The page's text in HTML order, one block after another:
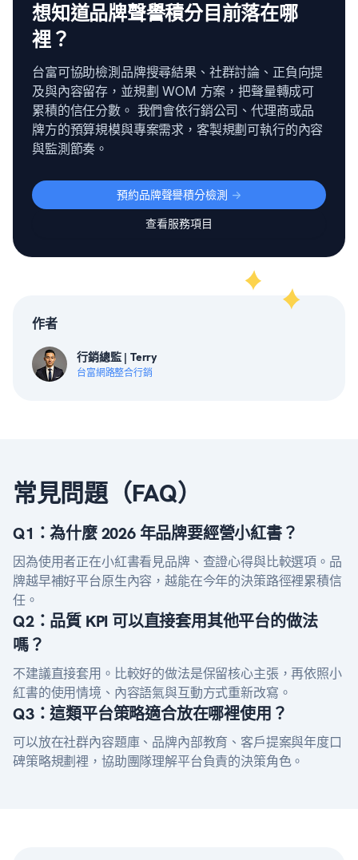
想知道品牌聲譽積分目前落在哪
裡？
台富可協助檢測品牌搜尋結果、社群討論、正負向提
及與內容留存，並規劃 WOM 方案，把聲量轉成可
累積的信任分數。 我們會依行銷公司、代理商或品
牌方的預算規模與專案需求，客製規劃可執行的內容
與監測節奏。
預約品牌聲譽積分檢測 ->
查看服務項目
作者
行銷總監 | Terry
台富網路整合行銷
常見問題（FAQ）
Q1：為什麼 2026 年品牌要經營小紅書？
因為使用者正在小紅書看見品牌、查證心得與比較選項。品
牌越早補好平台原生內容，越能在今年的決策路徑裡累積信
任。
Q2：品質 KPI 可以直接套用其他平台的做法
嗎？
不建議直接套用。比較好的做法是保留核心主張，再依照小
紅書的使用情境、內容語氣與互動方式重新改寫。
Q3：這類平台策略適合放在哪裡使用？
可以放在社群內容題庫、品牌內部教育、客戶提案與年度口
碑策略規劃裡，協助團隊理解平台負責的決策角色。